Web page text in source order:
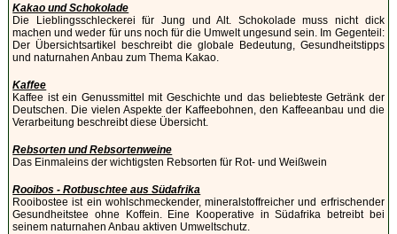
Kakao und Schokolade
Die Lieblingsschleckerei für Jung und Alt. Schokolade muss nicht dick
machen und weder für uns noch für die Umwelt ungesund sein. Im Gegenteil:
Der Übersichtsartikel beschreibt die globale Bedeutung, Gesundheitstipps
und naturnahen Anbau zum Thema Kakao.
Kaffee
Kaffee ist ein Genussmittel mit Geschichte und das beliebteste Getränk der
Deutschen. Die vielen Aspekte der Kaffeebohnen, den Kaffeeanbau und die
Verarbeitung beschreibt diese Übersicht.
Rebsorten und Rebsortenweine
Das Einmaleins der wichtigsten Rebsorten für Rot- und Weißwein
Rooibos - Rotbuschtee aus Südafrika
Rooibostee ist ein wohlschmeckender, mineralstoffreicher und erfrischender
Gesundheitstee ohne Koffein. Eine Kooperative in Südafrika betreibt bei
seinem naturnahen Anbau aktiven Umweltschutz.